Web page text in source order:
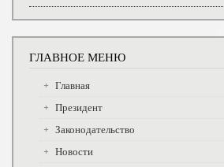
ГЛАВНОЕ МЕНЮ
Главная
Президент
Законодательство
Новости